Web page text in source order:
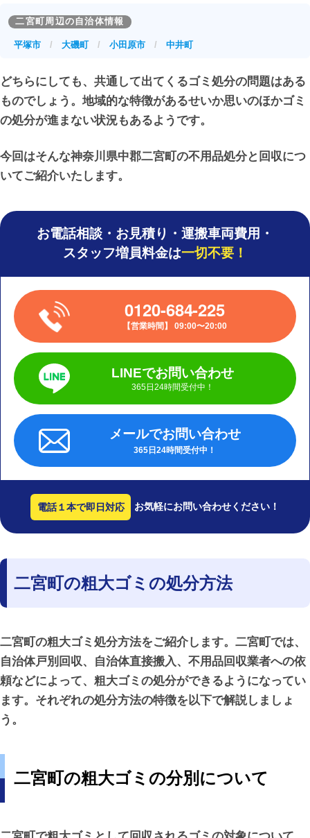
越しや住み替え、家族構成の変化に伴って家具や家電など
の粗大ゴミ、不用品が発生しやすい傾向があります。生活
も見られる地域といえるでしょう。
このように、二宮町は落ち着いた人口構成と世帯バランス
を持つ地域であり、生活スタイルに応じたゴミ処理や分別
二宮町周辺の自治体情報
平塚市 / 大磯町/ 小田原市 / 中井町
どちらにしても、共通して出てくるゴミ処分の問題はある
ものでしょう。地域的な特徴があるせいか思いのほかゴミ
の処分が進まない状況もあるようです。
今回はそんな神奈川県中郡二宮町の不用品処分と回収につ
いてご紹介いたします。
お電話相談・お見積り・運搬車両費用・
スタッフ増員料金は一切不要！
0120-684-225
営業時間 09:00〜20:00
LINEでお問い合わせ
365日24時間受付中！
メールでお問い合わせ
365日24時間受付中！
電話１本で即日対応 お気軽にお問い合わせください！
二宮町の粗大ゴミの処分方法
二宮町の粗大ゴミ処分方法をご紹介します。二宮町では、
自治体戸別回収、 自治体直接搬入、 不用品回収業者への依
頼などによって、粗大ゴミの処分ができるようになってい
ます。それぞれの処分方法の特徴を以下で解説しましょ
う。
二宮町の粗大ゴミの分別について